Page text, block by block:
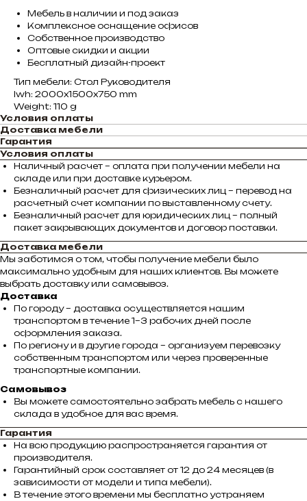
Мебель в наличии и под заказ
Комплексное оснащение офисов
Собственное производство
Оптовые скидки и акции
Бесплатный дизайн-проект
Тип мебели: Стол Руководителя
lwh: 2000x1500x750 mm
Weight: 110 g
Условия оплаты
Доставка мебели
Гарантия
Условия оплаты
Наличный расчет – оплата при получении мебели на
складе или при доставке курьером.
Безналичный расчет для физических лиц – перевод на
расчетный счет компании по выставленному счету.
Безналичный расчет для юридических лиц – полный
пакет закрывающих документов и договор поставки.
Доставка мебели
Мы заботимся о том, чтобы получение мебели было
максимально удобным для наших клиентов. Вы можете
выбрать доставку или самовывоз.
Доставка
По городу – доставка осуществляется нашим
транспортом в течение 1–3 рабочих дней после
оформления заказа.
По региону и в другие города – организуем перевозку
собственным транспортом или через проверенные
транспортные компании.
Самовывоз
Вы можете самостоятельно забрать мебель с нашего
склада в удобное для вас время.
Гарантия
На всю продукцию распространяется гарантия от
производителя.
Гарантийный срок составляет от 12 до 24 месяцев (в
зависимости от модели и типа мебели).
В течение этого времени мы бесплатно устраняем